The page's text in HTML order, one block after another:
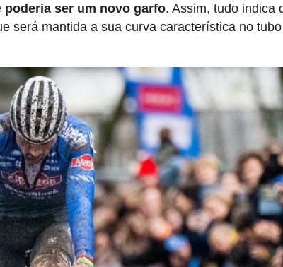
poderia ser um novo garfo. Assim, tudo indica
será mantida a sua curva característica no